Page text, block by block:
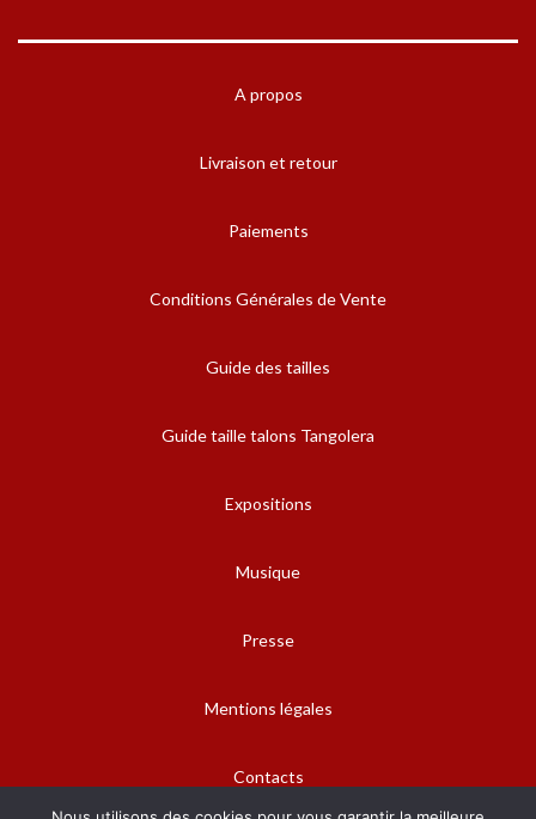
A propos
Livraison et retour
Paiements
Conditions Générales de Vente
Guide des tailles
Guide taille talons Tangolera
Expositions
Musique
Presse
Mentions légales
Contacts